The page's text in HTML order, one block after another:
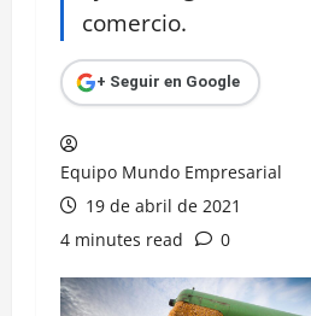
comercio.
+ Seguir en Google
Equipo Mundo Empresarial
19 de abril de 2021
4 minutes read
0